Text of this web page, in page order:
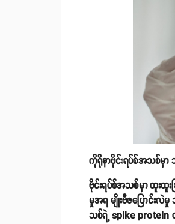
ကိုရိုနာဗိုင်းရပ်စ်အသစ်မှာ
ဗိုင်းရပ်စ်အသစ်မှာ ထူးထူးခ
မှုအရ မျိုးဗီဇပြောင်းလဲ
သစ်ရဲ့ spike protein